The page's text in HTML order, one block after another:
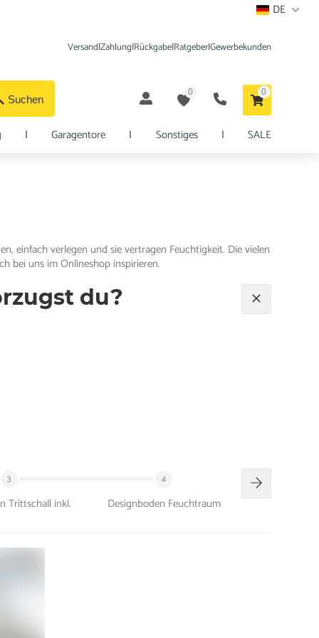
DE
Suchen
Versand|Zahlung|Rückgabe|Ratgeber|Gewerbekunden
0 0
| Garagentore | Sonstiges | SALE
einfach verlegen und sie vertragen Feuchtigkeit. Die vielen
bei uns im Onlineshop inspirieren.
du?
3
Trittschall inkl.
4
Designboden Feuchtraum